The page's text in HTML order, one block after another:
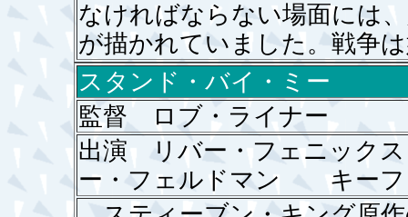
なければならない場面には
が描かれていました。戦争
スタンド・バイ・ミー
監督 ロブ・ライナー
出演 リバー・フェニッ
ー・フェルドマン キーフ